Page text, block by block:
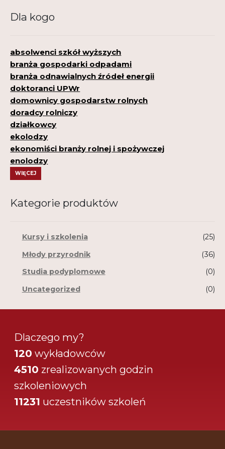
Dla kogo
absolwenci szkół wyższych
branża gospodarki odpadami
branża odnawialnych źródeł energii
doktoranci UPWr
domownicy gospodarstw rolnych
doradcy rolniczy
działkowcy
ekolodzy
ekonomiści branży rolnej i spożywczej
enolodzy
WIĘCEJ
Kategorie produktów
Kursy i szkolenia
(25)
Młody przyrodnik
(36)
Studia podyplomowe
(0)
Uncategorized
(0)
Dlaczego my?
120 wykładowców
4510 zrealizowanych godzin
szkoleniowych
11231 uczestników szkoleń